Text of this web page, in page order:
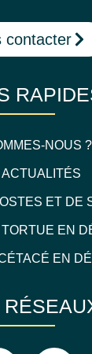
contacter
NOUS ?
ACTUALITÉS
ET DE
EN
EN